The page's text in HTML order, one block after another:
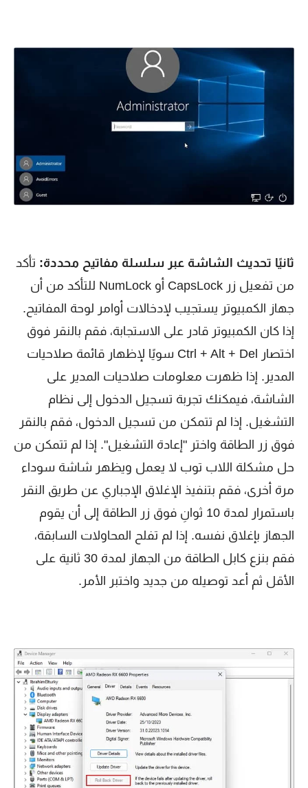
ثانيًا تحديث الشاشة عبر سلسلة مفاتيح محددة: تأكد
من تفعيل زر CapsLock أو NumLock للتأكد من أن
جهاز الكمبيوتر يستجيب لإدخالات أوامر لوحة المفاتيح.
إذا كان الكمبيوتر قادر على الاستجابة، فقم بالنقر فوق
اختصار Ctrl + Alt + Del سويًا لإظهار قائمة صلاحيات
المدير. إذا ظهرت معلومات صلاحيات المدير على
الشاشة، فيمكنك تجربة تسجيل الدخول إلى نظام
التشغيل. إذا لم تتمكن من تسجيل الدخول، فقم بالنقر
فوق زر الطاقة واختر "إعادة التشغيل". إذا لم تتمكن من
حل مشكلة اللاب توب لا يعمل ويظهر شاشة سوداء
مرة أخرى، فقم بتنفيذ الإغلاق الإجباري عن طريق النقر
باستمرار لمدة 10 ثوانِ فوق زر الطاقة إلى أن يقوم
الجهاز بإغلاق نفسه. إذا لم تفلح المحاولات السابقة،
فقم بنزع كابل الطاقة من الجهاز لمدة 30 ثانية على
الأقل ثم أعد توصيله من جديد واختبر الأمر.